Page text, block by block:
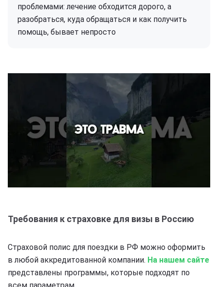
проблемами: лечение обходится дорого, а
разобраться, куда обращаться и как получить
помощь, бывает непросто
Требования к страховке для визы в Россию
Страховой полис для поездки в РФ можно оформить
в любой аккредитованной компании. На нашем сайте
представлены программы, которые подходят по